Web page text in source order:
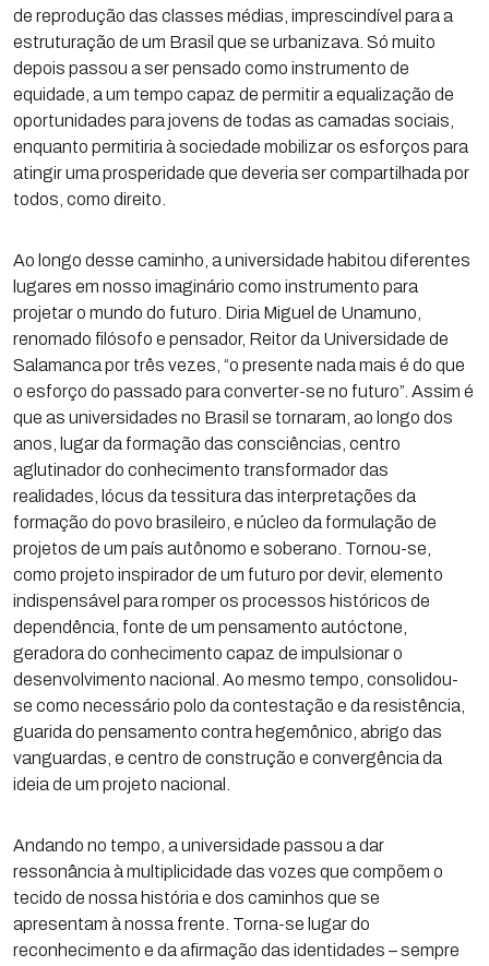
de reprodução das classes médias, imprescindível para a
estruturação de um Brasil que se urbanizava. Só muito
depois passou a ser pensado como instrumento de
equidade, a um tempo capaz de permitir a equalização de
oportunidades para jovens de todas as camadas sociais,
enquanto permitiria à sociedade mobilizar os esforços para
atingir uma prosperidade que deveria ser compartilhada por
todos, como direito.
Ao longo desse caminho, a universidade habitou diferentes
lugares em nosso imaginário como instrumento para
projetar o mundo do futuro. Diria Miguel de Unamuno,
renomado filósofo e pensador, Reitor da Universidade de
Salamanca por três vezes, “o presente nada mais é do que
o esforço do passado para converter-se no futuro”. Assim é
que as universidades no Brasil se tornaram, ao longo dos
anos, lugar da formação das consciências, centro
aglutinador do conhecimento transformador das
realidades, lócus da tessitura das interpretações da
formação do povo brasileiro, e núcleo da formulação de
projetos de um país autônomo e soberano. Tornou-se,
como projeto inspirador de um futuro por devir, elemento
indispensável para romper os processos históricos de
dependência, fonte de um pensamento autóctone,
geradora do conhecimento capaz de impulsionar o
desenvolvimento nacional. Ao mesmo tempo, consolidou-
se como necessário polo da contestação e da resistência,
guarida do pensamento contra hegemônico, abrigo das
vanguardas, e centro de construção e convergência da
ideia de um projeto nacional.
Andando no tempo, a universidade passou a dar
ressonância à multiplicidade das vozes que compõem o
tecido de nossa história e dos caminhos que se
apresentam à nossa frente. Torna-se lugar do
reconhecimento e da afirmação das identidades – sempre